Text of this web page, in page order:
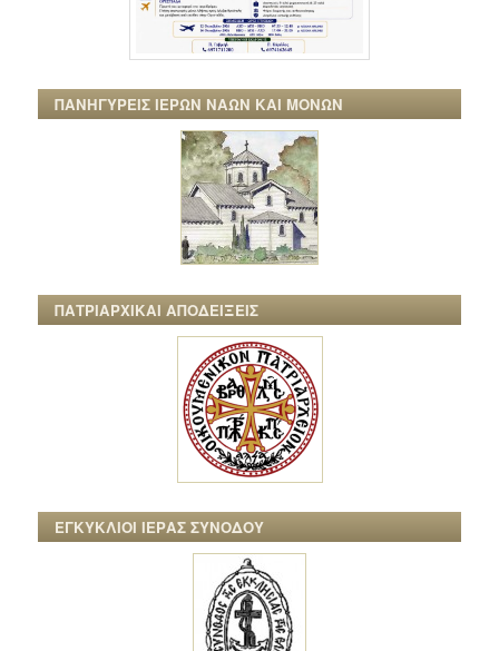
ΠΑΝΗΓΥΡΕΙΣ ΙΕΡΩΝ ΝΑΩΝ ΚΑΙ ΜΟΝΩΝ
ΠΑΤΡΙΑΡΧΙΚΑΙ ΑΠΟΔΕΙΞΕΙΣ
ΕΓΚΥΚΛΙΟΙ ΙΕΡΑΣ ΣΥΝΟΔΟΥ